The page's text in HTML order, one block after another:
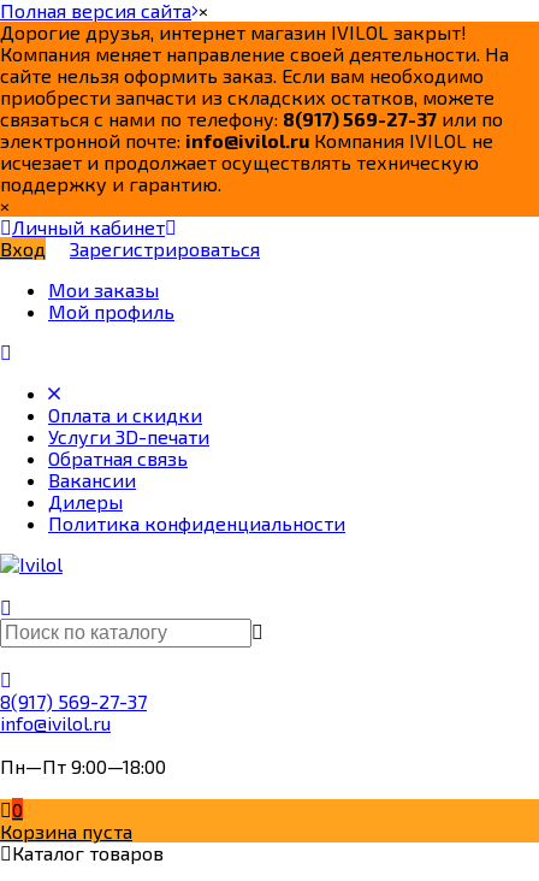
Полная версия сайта ×
Дорогие друзья, интернет магазин IVILOL закрыт!
Компания меняет направление своей деятельности. На
сайте нельзя оформить заказ. Если вам необходимо
приобрести запчасти из складских остатков, можете
связаться с нами по телефону: 8(917) 569-27-37 или по
электронной почте: info@ivilol.ru Компания IVILOL не
исчезает и продолжает осуществлять техническую
поддержку и гарантию.
×
Личный кабинет
Вход
Зарегистрироваться
Мои заказы
Мой профиль
Оплата и скидки
Услуги 3D-печати
Обратная связь
Вакансии
Дилеры
Политика конфиденциальности
8(917) 569-27-37
info@ivilol.ru
Пн—Пт 9:00—18:00
0
Корзина пуста
Каталог товаров